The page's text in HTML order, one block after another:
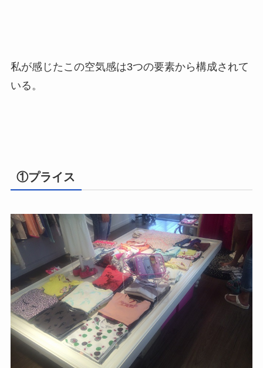
私が感じたこの空気感は3つの要素から構成されて
いる。
①プライス